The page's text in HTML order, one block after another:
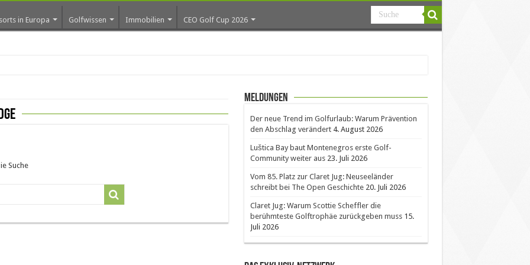
in Europa Golfwissen Immobilien CEO Golf Cup 2026
Suche
Meldungen
Der neue Trend im Golfurlaub: Warum Prävention
den Abschlag verändert 4. August 2026
Luštica Bay baut Montenegros erste Golf-
Community weiter aus 23. Juli 2026
Vom 85. Platz zur Claret Jug: Neuseeländer
schreibt bei The Open Geschichte 20. Juli 2026
Claret Jug: Warum Scottie Scheffler die
berühmteste Golftrophäe zurückgeben muss 15.
Juli 2026